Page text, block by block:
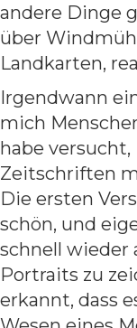
andere Dinge
über
Landkarten,
Irgendwann
mich
habe versucht,
Zeitschriften
Die ersten
schön, und
schnell wieder
Portraits zu
erkannt, dass